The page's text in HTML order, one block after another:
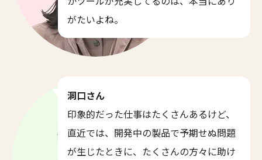
がたいよね。
洞口さん
印象的だった仕事はたくさんあるけど、
直近では、開発中の製品で予期せぬ問題
が生じたときに、たくさんの方々に助け